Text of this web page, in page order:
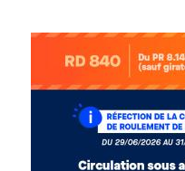
Visuel
actualités